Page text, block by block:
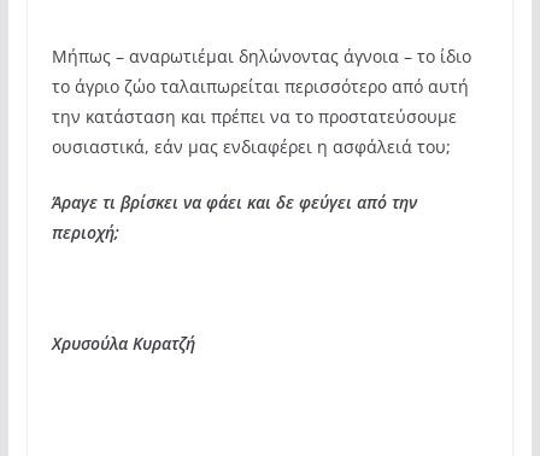
Μήπως – αναρωτιέμαι δηλώνοντας άγνοια – το ίδιο
το άγριο ζώο ταλαιπωρείται περισσότερο από αυτή
την κατάσταση και πρέπει να το προστατεύσουμε
ουσιαστικά, εάν μας ενδιαφέρει η ασφάλειά του;
Άραγε τι βρίσκει να φάει και δε φεύγει από την
περιοχή;
Χρυσούλα Κυρατζή